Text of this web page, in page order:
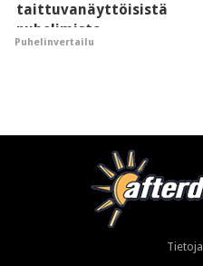
taittuvanäyttöisistä
puhelimista
supersuosittuja
Puhelinvertailu